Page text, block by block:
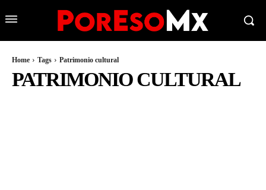
Home Tags Patrimonio cultural
PATRIMONIO CULTURAL